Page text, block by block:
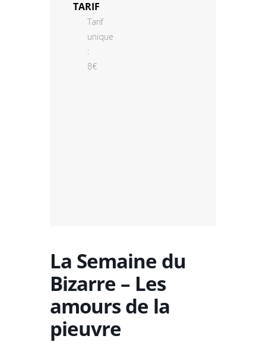
TARIF
Tarif
unique
:
8€
La Semaine du
Bizarre – Les
amours de la
pieuvre